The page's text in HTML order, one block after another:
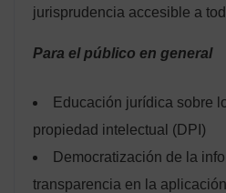
jurisprudencia accesible a
Para el público en general
Educación jurídica sobre
propiedad intelectual (DPI)
Democratización de la
transparencia en la